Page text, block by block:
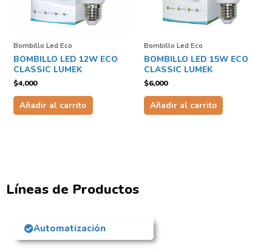
Bombillo Led Eco
BOMBILLO LED 12W ECO
CLASSIC LUMEK
$4,000
Añadir al carrito
Bombillo Led Eco
BOMBILLO LED 15W ECO
CLASSIC LUMEK
$6,000
Añadir al carrito
Líneas de Productos
Automatización